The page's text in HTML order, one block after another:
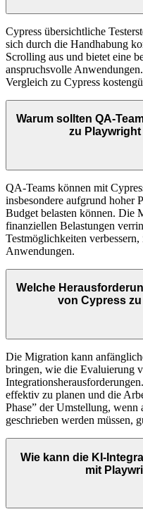
Cypress übersichtliche
sich durch die Handhabung
Scrolling aus und bietet eine
anspruchsvolle
Vergleich zu Cypress
Warum sollten QA-
zu
QA-Teams können mit
insbesondere aufgrund hoher
Budget belasten können. Die
finanziellen Belastungen
Testmöglichkeiten
Anwendungen.
Welche
von Cypress
Die Migration kann
bringen, wie die Evaluierung
effektiv zu planen und die
Phase” der Umstellung, wenn
geschrieben werden müssen,
Wie kann die KI-
mit